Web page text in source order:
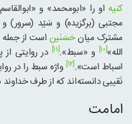
کنیه او را «ابومحمد» و
مجتبی (برگزیده) و سَیّد (سرور) و
مشترک میانحَسَنَین است از جمله
الله»[۱۰] و «سبط».[۱۱]
در روایتی
اسباط است».[۱۲] واژه سبط را در
نَقیبی دانسته‌اند که از طرف
امامت